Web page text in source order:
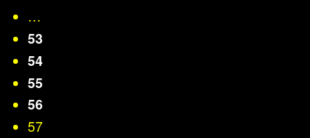
…
53
54
55
56
57